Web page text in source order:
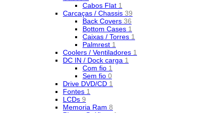
Cabos Flat 1
Carcaças / Chassis 39
Back Covers 36
Bottom Cases 1
Caixas / Torres 1
Palmrest 1
Coolers / Ventiladores 1
DC IN / Dock carga 1
Com fio 1
Sem fio 0
Drive DVD/CD 1
Fontes 1
LCDs 9
Memoria Ram 8